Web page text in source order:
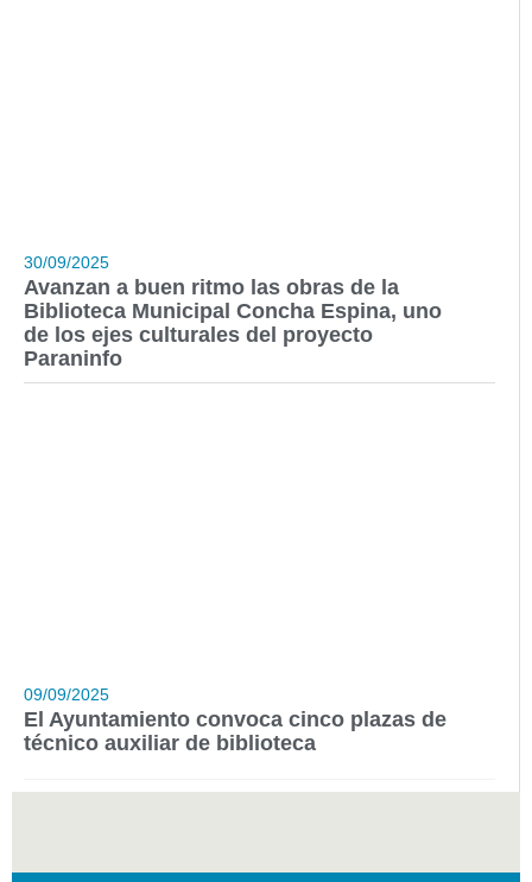
30/09/2025
Avanzan a buen ritmo las obras de la
Biblioteca Municipal Concha Espina, uno
de los ejes culturales del proyecto
Paraninfo
09/09/2025
El Ayuntamiento convoca cinco plazas de
técnico auxiliar de biblioteca